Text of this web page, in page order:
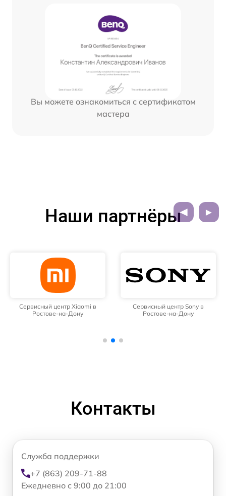
Вы можете ознакомиться с сертификатом
мастера
Наши партнёры
Сервисный центр Xiaomi в
Ростове-на-Дону
Сервисный центр Sony в
Ростове-на-Дону
Контакты
Служба поддержки
+7 (863) 209-71-88
Ежедневно с 9:00 до 21:00